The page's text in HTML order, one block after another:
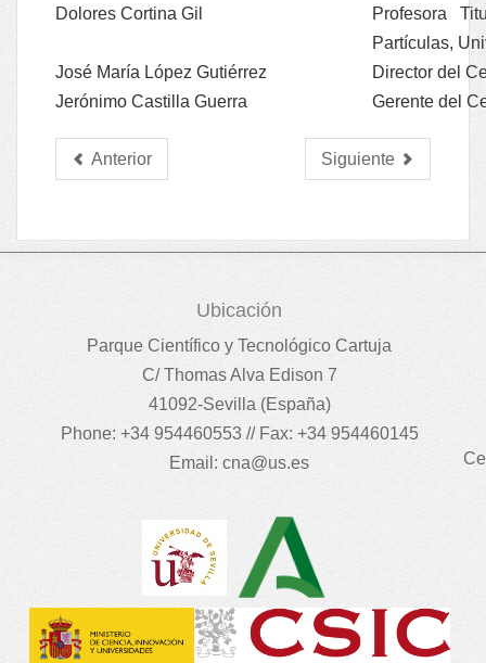
Dolores Cortina Gil
Profesora
Partículas,
José María López Gutiérrez
Director del
Jerónimo Castilla Guerra
Gerente del
Anterior Siguiente
Ubicación
Parque Científico y Tecnológico Cartuja
C/ Thomas Alva Edison 7
41092-Sevilla (España)
Phone: +34 954460553 // Fax: +34 954460145
Email: cna@us.es